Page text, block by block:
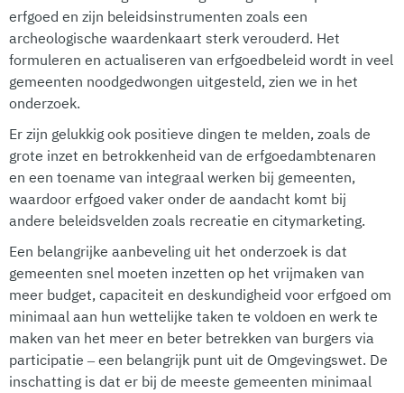
erfgoed en zijn beleidsinstrumenten zoals een
archeologische waardenkaart sterk verouderd. Het
formuleren en actualiseren van erfgoedbeleid wordt in veel
gemeenten noodgedwongen uitgesteld, zien we in het
onderzoek.
Er zijn gelukkig ook positieve dingen te melden, zoals de
grote inzet en betrokkenheid van de erfgoedambtenaren
en een toename van integraal werken bij gemeenten,
waardoor erfgoed vaker onder de aandacht komt bij
andere beleidsvelden zoals recreatie en citymarketing.
Een belangrijke aanbeveling uit het onderzoek is dat
gemeenten snel moeten inzetten op het vrijmaken van
meer budget, capaciteit en deskundigheid voor erfgoed om
minimaal aan hun wettelijke taken te voldoen en werk te
maken van het meer en beter betrekken van burgers via
participatie – een belangrijk punt uit de Omgevingswet. De
inschatting is dat er bij de meeste gemeenten minimaal